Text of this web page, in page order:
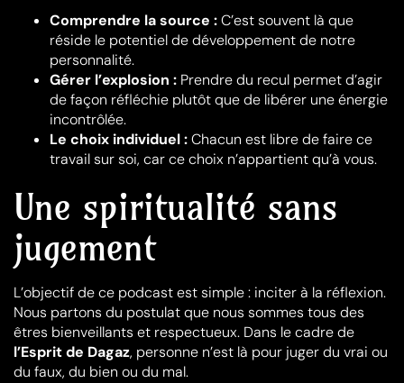
Comprendre la source :C’est souvent là que
réside le potentiel de développement de notre
personnalité.
Gérer l’explosion : Prendre du recul permet d’agir
de façon réfléchie plutôt que de libérer une énergie
incontrôlée.
Le choix individuel :Chacun est libre de faire ce
travail sur soi, car ce choix n’appartient qu’à vous.
Une spiritualité sans
jugement
L’objectif de ce podcast est simple : inciter à la réflexion.
Nous partons du postulat que nous sommes tous des
êtres bienveillants et respectueux. Dans le cadre de
l’Esprit de Dagaz, personne n’est là pour juger du vrai ou
du faux, du bien ou du mal.